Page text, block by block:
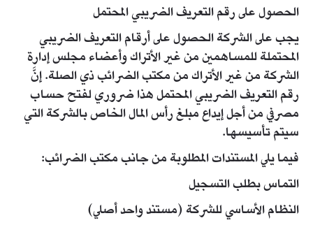
الحصول على رقم التعريف الضريبي المحتمل
يجب على الشركة الحصول على أرقام التعريف الضريبي
المحتملة للمساهمين من غير الأتراك وأعضاء مجلس إدارة
الشركة من غير الأتراك من مكتب الضرائب ذي الصلة. إنَّ
رقم التعريف الضريبي المحتمل هذا ضروري لفتح حساب
مصرفي من أجل إيداع مبلغ رأس المال الخاص بالشركة التي
سيتم تأسيسها.
فيما يلي المستندات المطلوبة من جانب مكتب الضرائب:
التماس بطلب التسجيل
النظام الأساسي للشركة (مستند واحد أصلي)